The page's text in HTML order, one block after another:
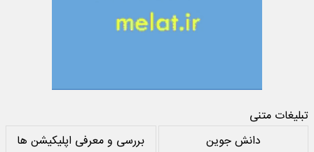
تبلیغات متنی
دانش جوین
بررسی و معرفی اپلیکیشن ها